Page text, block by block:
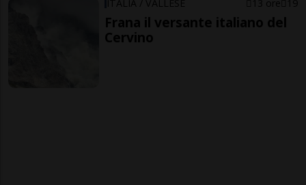
ITALIA / VALLESE 13 ore 19
Frana il versante italiano del
Cervino